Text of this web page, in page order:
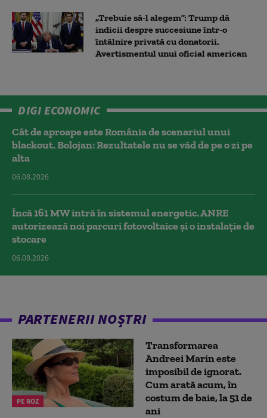
„Trebuie să-l alegem”: Trump dă
indicii despre succesiune într-o
întâlnire privată cu donatorii.
Avertismentul unui oficial american
DIGI ECONOMIC
Cât de aproape este România de scenariul unui
blackout. Bolojan: Rezultatele nu se văd de pe o zi pe
alta
06.08.2026
Încă 161 MW intră în sistemul energetic. ANRE
autorizează noi parcuri fotovoltaice și o instalație de
stocare
06.08.2026
PARTENERII NOȘTRI
PE ROZ
Transformarea
Andreei Marin este
imposibil de ignorat.
Cum arată acum, în
costum de baie, la 51 de
ani